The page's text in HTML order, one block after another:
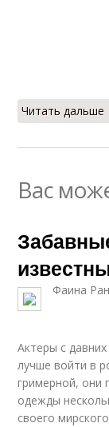
Читать
Вас
Фаина
Актеры с
лучше войти в
гримерной, они
одежды
своего